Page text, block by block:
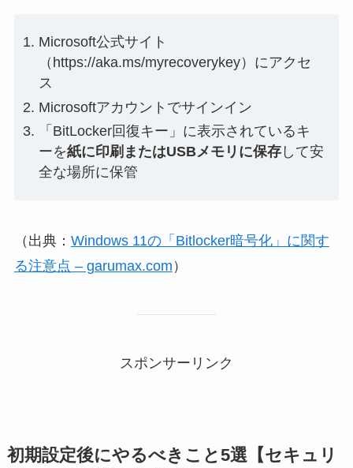
Microsoft公式サイト
（https://aka.ms/myrecoverykey）にアクセ
ス
Microsoftアカウントでサインイン
「BitLocker回復キー」に表示されているキ
ーを紙に印刷またはUSBメモリに保存 して安
全な場所に保管
（出典： Windows 11の「Bitlocker暗号化」に関す
る注意点 – garumax.com ）
スポンサーリンク
初期設定後にやるべきこと5選【セキュリ